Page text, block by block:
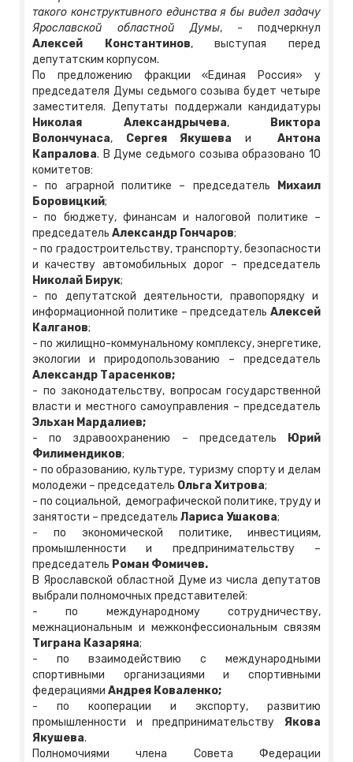
такого конструктивного единства я бы видел задачу
Ярославской областной Думы, - подчеркнул
Алексей Константинов, выступая перед
депутатским корпусом.
По предложению фракции «Единая Россия» у
председателя Думы седьмого созыва будет четыре
заместителя. Депутаты поддержали кандидатуры
Николая Александрычева,
Виктора
Волончунаса, Сергея Якушева иАнтона
Капралова. В Думе седьмого созыва образовано 10
комитетов:
- по аграрной политике – председатель
Михаил
Боровицкий;
- по бюджету, финансам и налоговой политике –
председатель Александр Гончаров;
- по градостроительству, транспорту, безопасности
и качеству автомобильных дорог – председатель
Николай Бирук;
- по депутатской деятельности, правопорядку и
информационной политике – председатель Алексей
Калганов;
- по жилищно-коммунальному комплексу, энергетике,
экологии и природопользованию – председатель
Александр Тарасенков;
- по законодательству, вопросам государственной
власти и местного самоуправления – председатель
Эльхан Мардалиев;
- по здравоохранению – председатель
Юрий
Филимендиков;
- по образованию, культуре, туризму спорту и делам
молодежи – председатель Ольга Хитрова;
- по социальной, демографической политике, труду и
занятости – председатель Лариса Ушакова;
- по экономической политике, инвестициям,
промышленности и предпринимательству –
председатель Роман Фомичев.
В Ярославской областной Думе из числа депутатов
выбрали полномочных представителей:
- по международному сотрудничеству,
межнациональным и межконфессиональным связям
Тиграна Казаряна;
- по взаимодействию с международными
спортивными организациями и спортивными
федерациями Андрея Коваленко;
- по кооперации и экспорту, развитию
промышленности и предпринимательству Якова
Якушева.
Полномочиями члена Совета Федерации